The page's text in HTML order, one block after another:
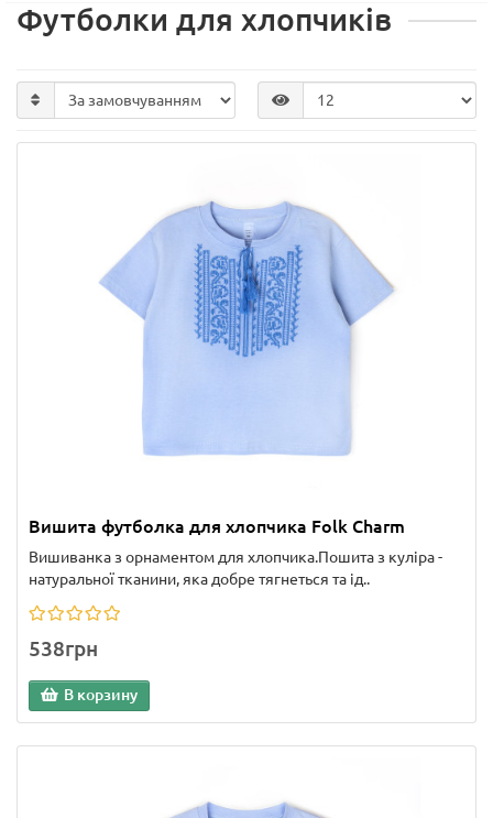
Футболки для хлопчиків
Вишита футболка для хлопчика Folk Charm
Вишиванка з орнаментом для хлопчика.Пошита з куліра -
натуральної тканини, яка добре тягнеться та ід..
538грн
В корзину